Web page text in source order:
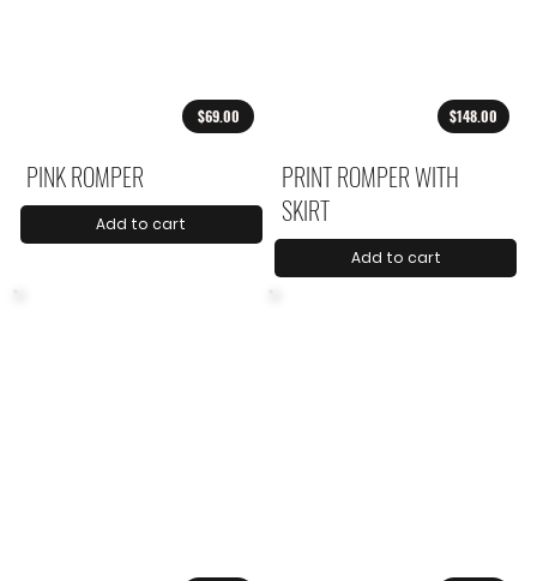
$69.00
PINK ROMPER
Add to cart
$148.00
PRINT ROMPER WITH
SKIRT
Add to cart